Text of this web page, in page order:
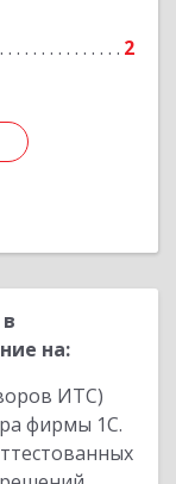
2
Подробнее
на:
ИТС)
фирмы 1С.